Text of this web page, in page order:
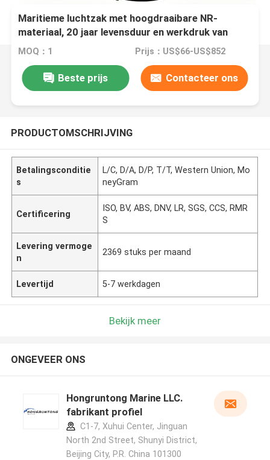
Maritieme luchtzak met hoogdraaibare NR-
materiaal, 20 jaar levensduur en werkdruk van
0,05-0,25 MPA voor het lanceren van schepen
MOQ：1 Prijs：US$66-US$852
Beste prijs Contacteer ons
PRODUCTOMSCHRIJVING
Betalingsconditie
s
L/C, D/A, D/P, T/T, Western Union, Mo
neyGram
Certificering
ISO, BV, ABS, DNV, LR, SGS, CCS, RMR
S
Levering vermoge
n
2369 stuks per maand
Levertijd 5-7 werkdagen
Bekijk meer
ONGEVEER ONS
Hongruntong Marine LLC.
fabrikant profiel
C1-7, Xuhui Center, Jinguan
North 2nd Street, Shunyi District,
Beijing City, P.R. China 101300